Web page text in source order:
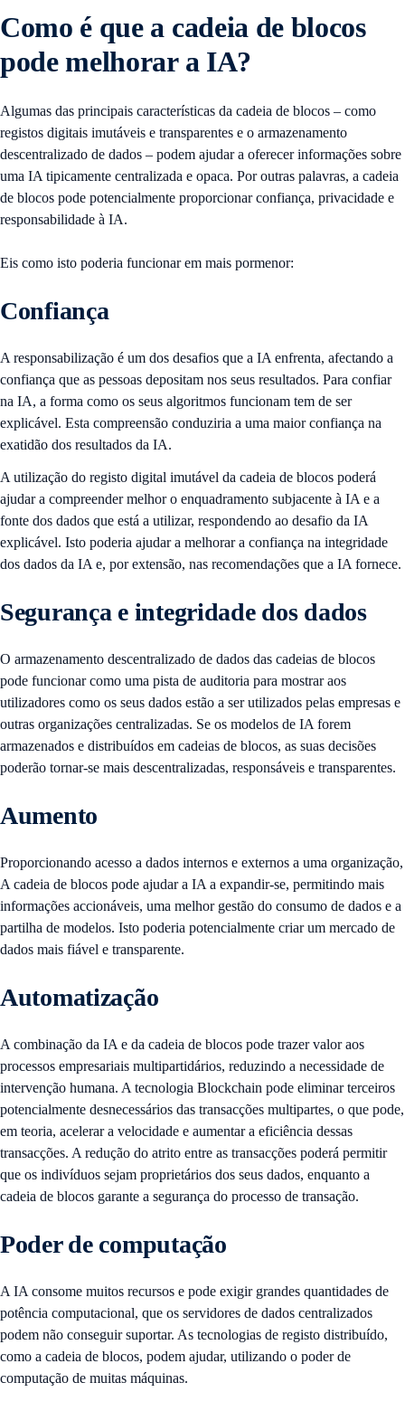
Como é que a cadeia de blocos
pode melhorar a IA?
Algumas das principais características da cadeia de blocos – como
registos digitais imutáveis e transparentes e o armazenamento
descentralizado de dados – podem ajudar a oferecer informações sobre
uma IA tipicamente centralizada e opaca. Por outras palavras, a cadeia
de blocos pode potencialmente proporcionar confiança, privacidade e
responsabilidade à IA.
Eis como isto poderia funcionar em mais pormenor:
Confiança
A responsabilização é um dos desafios que a IA enfrenta, afectando a
confiança que as pessoas depositam nos seus resultados. Para confiar
na IA, a forma como os seus algoritmos funcionam tem de ser
explicável. Esta compreensão conduziria a uma maior confiança na
exatidão dos resultados da IA.
A utilização do registo digital imutável da cadeia de blocos poderá
ajudar a compreender melhor o enquadramento subjacente à IA e a
fonte dos dados que está a utilizar, respondendo ao desafio da IA
explicável. Isto poderia ajudar a melhorar a confiança na integridade
dos dados da IA e, por extensão, nas recomendações que a IA fornece.
Segurança e integridade dos dados
O armazenamento descentralizado de dados das cadeias de blocos
pode funcionar como uma pista de auditoria para mostrar aos
utilizadores como os seus dados estão a ser utilizados pelas empresas e
outras organizações centralizadas. Se os modelos de IA forem
armazenados e distribuídos em cadeias de blocos, as suas decisões
poderão tornar-se mais descentralizadas, responsáveis e transparentes.
Aumento
Proporcionando acesso a dados internos e externos a uma organização,
A cadeia de blocos pode ajudar a IA a expandir-se, permitindo mais
informações accionáveis, uma melhor gestão do consumo de dados e a
partilha de modelos. Isto poderia potencialmente criar um mercado de
dados mais fiável e transparente.
Automatização
A combinação da IA e da cadeia de blocos pode trazer valor aos
processos empresariais multipartidários, reduzindo a necessidade de
intervenção humana. A tecnologia Blockchain pode eliminar terceiros
potencialmente desnecessários das transacções multipartes, o que pode,
em teoria, acelerar a velocidade e aumentar a eficiência dessas
transacções. A redução do atrito entre as transacções poderá permitir
que os indivíduos sejam proprietários dos seus dados, enquanto a
cadeia de blocos garante a segurança do processo de transação.
Poder de computação
A IA consome muitos recursos e pode exigir grandes quantidades de
potência computacional, que os servidores de dados centralizados
podem não conseguir suportar. As tecnologias de registo distribuído,
como a cadeia de blocos, podem ajudar, utilizando o poder de
computação de muitas máquinas.